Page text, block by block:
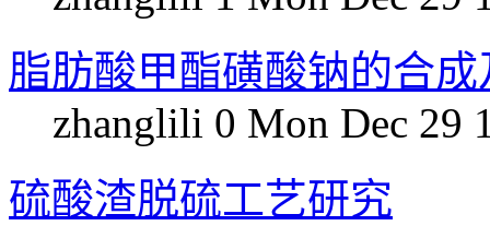
脂肪酸甲酯磺酸钠的合
zhanglili 0 Mon Dec 29
硫酸渣脱硫工艺研究